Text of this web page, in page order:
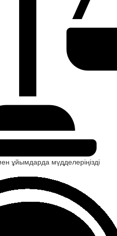
ұйымдарда мүдделеріңізді